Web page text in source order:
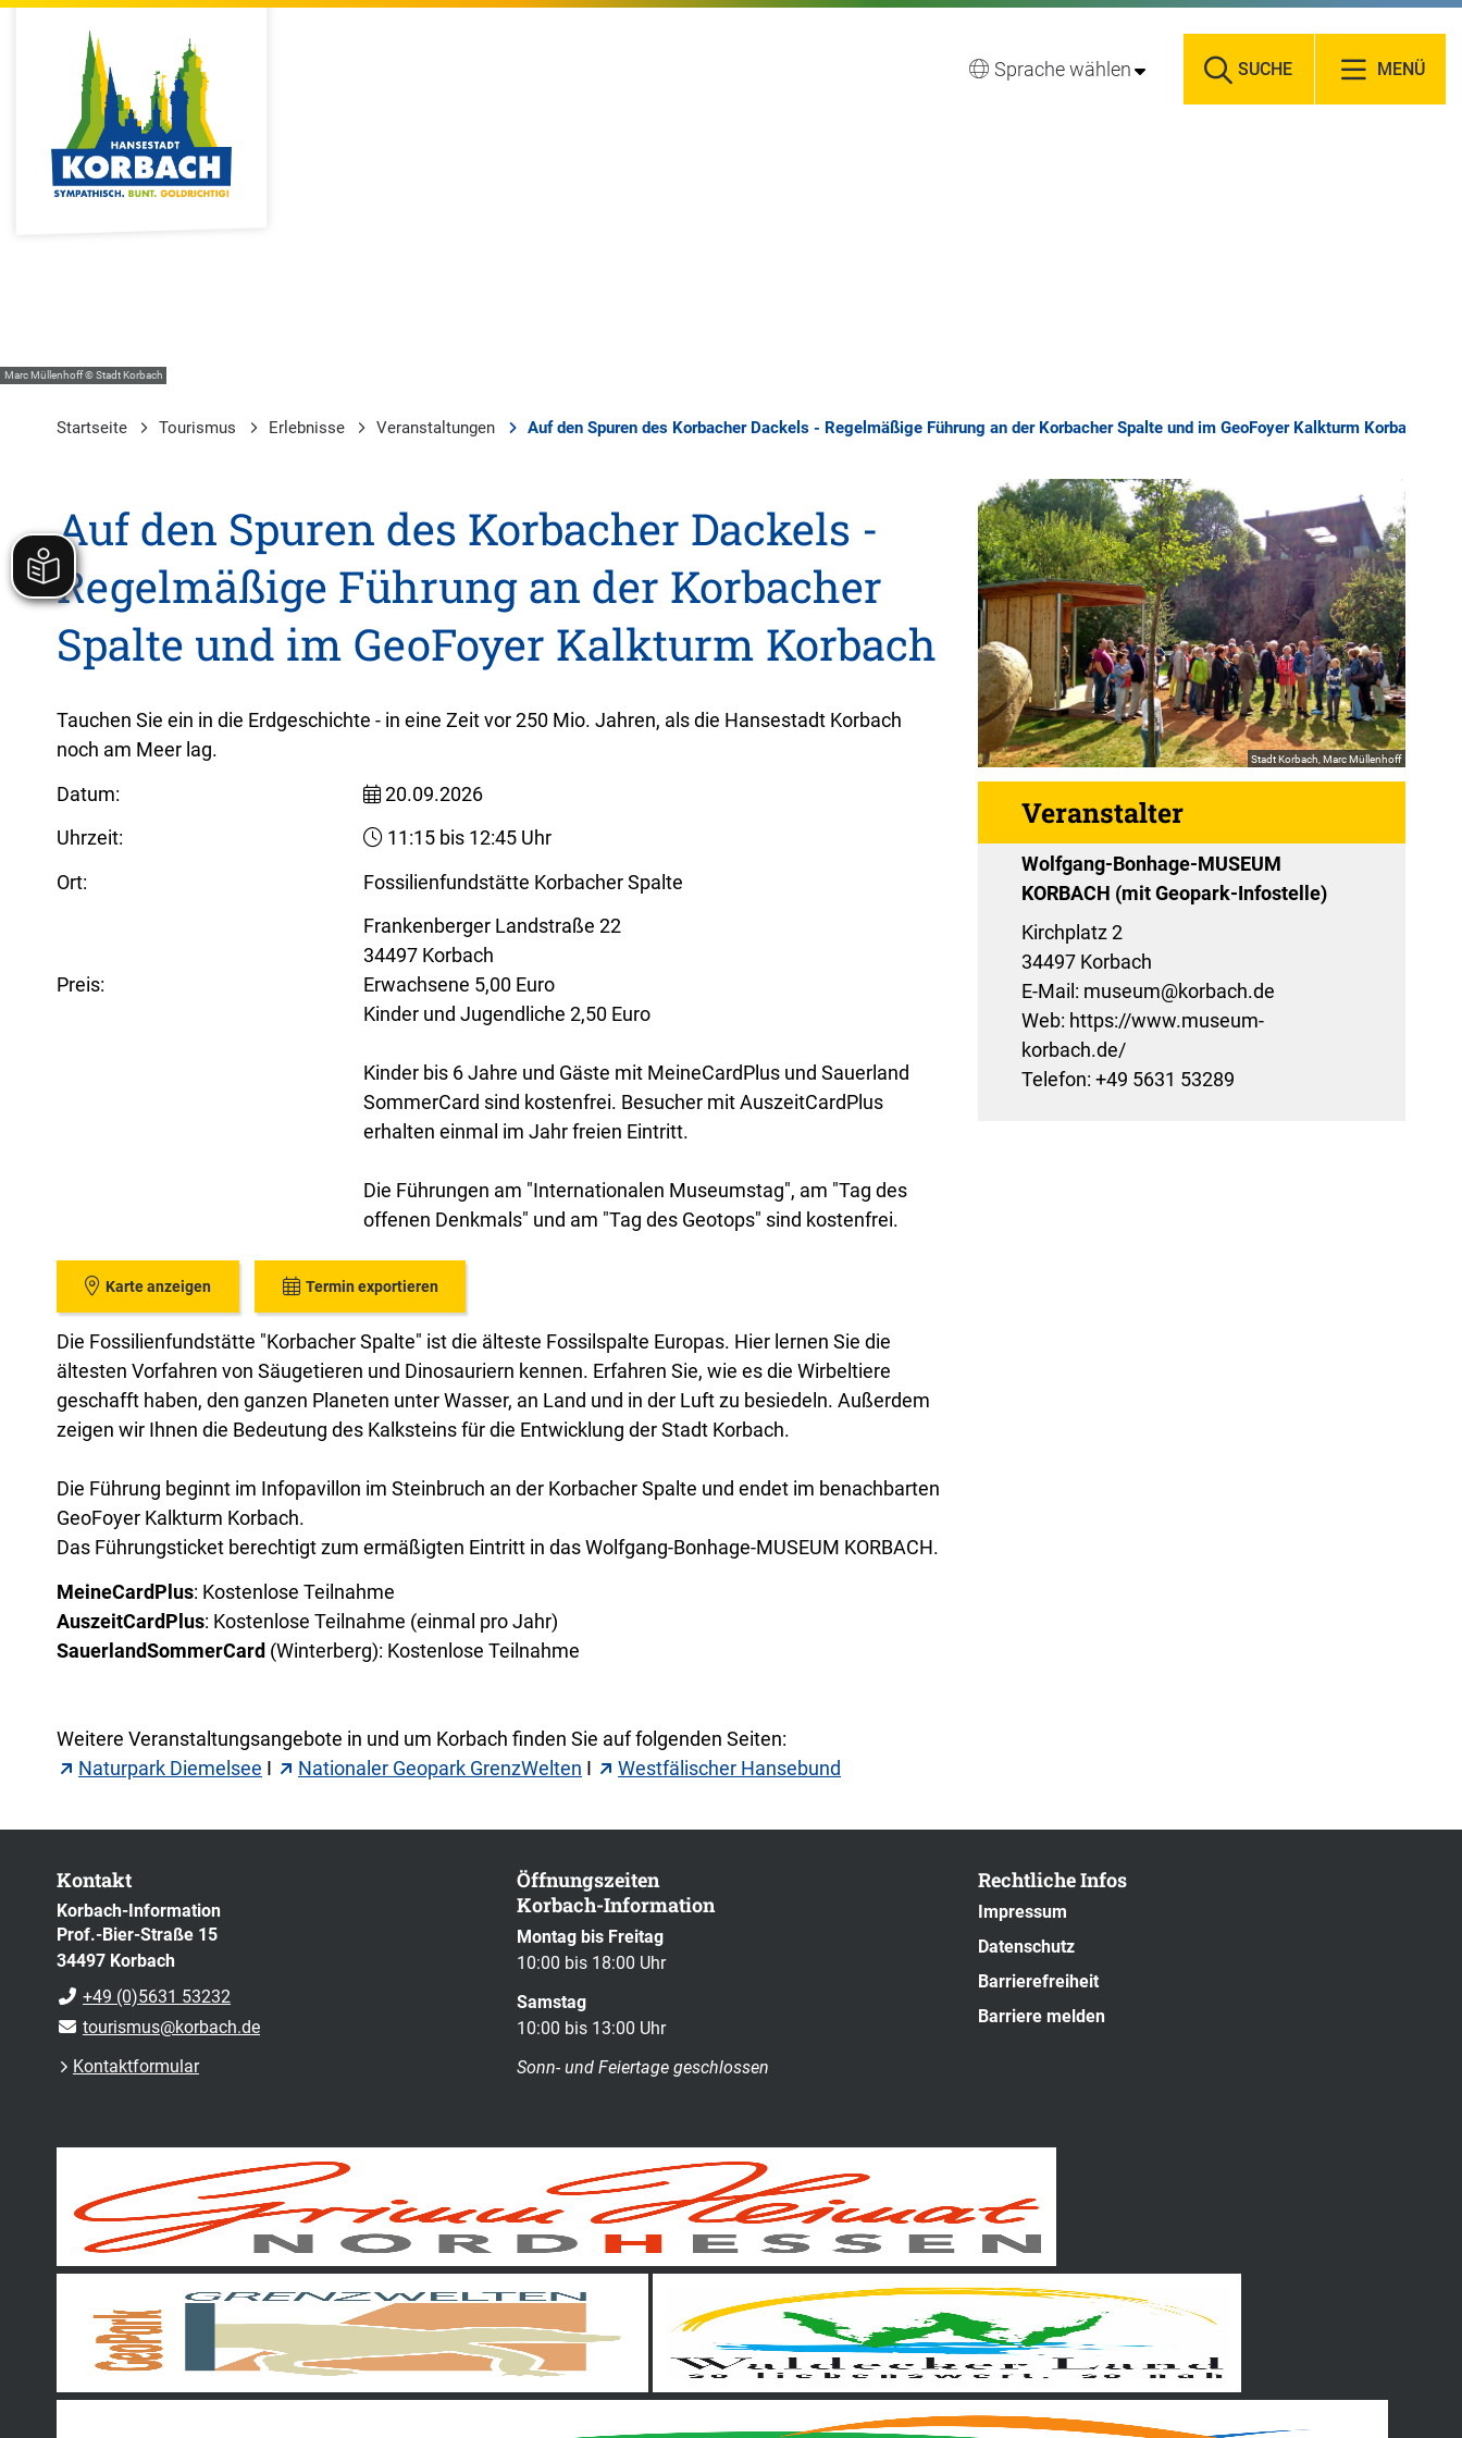
Sprache wählen SUCHE MENÜ
Marc Müllenhoff © Stadt Korbach
Startseite Tourismus Erlebnisse Veranstaltungen Auf den Spuren des Korbacher Dackels - Regelmäßige Führung an der Korbacher Spalte und im GeoFoyer Kalkturm Korbach
Auf den Spuren des Korbacher Dackels -
Regelmäßige Führung an der Korbacher
Spalte und im GeoFoyer Kalkturm Korbach
Tauchen Sie ein in die Erdgeschichte - in eine Zeit vor 250 Mio. Jahren, als die Hansestadt Korbach
noch am Meer lag.
Datum:
20.09.2026
Uhrzeit:
11:15 bis 12:45 Uhr
Ort:
Fossilienfundstätte Korbacher Spalte
Frankenberger Landstraße 22
34497 Korbach
Preis:
Erwachsene 5,00 Euro
Kinder und Jugendliche 2,50 Euro
Kinder bis 6 Jahre und Gäste mit MeineCardPlus und Sauerland
SommerCard sind kostenfrei. Besucher mit AuszeitCardPlus
erhalten einmal im Jahr freien Eintritt.
Die Führungen am "Internationalen Museumstag", am "Tag des
offenen Denkmals" und am "Tag des Geotops" sind kostenfrei.
Karte anzeigen Termin exportieren
Die Fossilienfundstätte "Korbacher Spalte" ist die älteste Fossilspalte Europas. Hier lernen Sie die
ältesten Vorfahren von Säugetieren und Dinosauriern kennen. Erfahren Sie, wie es die Wirbeltiere
geschafft haben, den ganzen Planeten unter Wasser, an Land und in der Luft zu besiedeln. Außerdem
zeigen wir Ihnen die Bedeutung des Kalksteins für die Entwicklung der Stadt Korbach.
Die Führung beginnt im Infopavillon im Steinbruch an der Korbacher Spalte und endet im benachbarten
GeoFoyer Kalkturm Korbach.
Das Führungsticket berechtigt zum ermäßigten Eintritt in das Wolfgang-Bonhage-MUSEUM KORBACH.
MeineCardPlus: Kostenlose Teilnahme
AuszeitCardPlus: Kostenlose Teilnahme (einmal pro Jahr)
SauerlandSommerCard (Winterberg): Kostenlose Teilnahme
Stadt Korbach, Marc Müllenhoff
Veranstalter
Wolfgang-Bonhage-MUSEUM
KORBACH (mit Geopark-Infostelle)
Kirchplatz 2
34497 Korbach
E-Mail: museum@korbach.de
Web: https://www.museum-
korbach.de/
Telefon: +49 5631 53289
Weitere Veranstaltungsangebote in und um Korbach finden Sie auf folgenden Seiten:
Naturpark Diemelsee I Nationaler Geopark GrenzWelten I Westfälischer Hansebund
Kontakt
Korbach-Information
Prof.-Bier-Straße 15
34497 Korbach
+49 (0)5631 53232
tourismus@korbach.de
Kontaktformular
Öffnungszeiten
Korbach-Information
Montag bis Freitag
10:00 bis 18:00 Uhr
Samstag
10:00 bis 13:00 Uhr
Sonn- und Feiertage geschlossen
Rechtliche Infos
Impressum
Datenschutz
Barrierefreiheit
Barriere melden